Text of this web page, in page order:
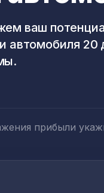
ваш
автомобиля
прибыли